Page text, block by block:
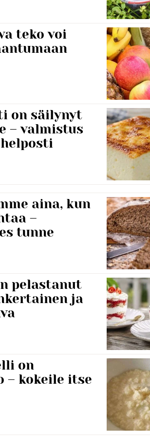
teko voi
on säilynyt
– valmistus
aina, kun
–
tunne
pelastanut
ja
on
– kokeile itse